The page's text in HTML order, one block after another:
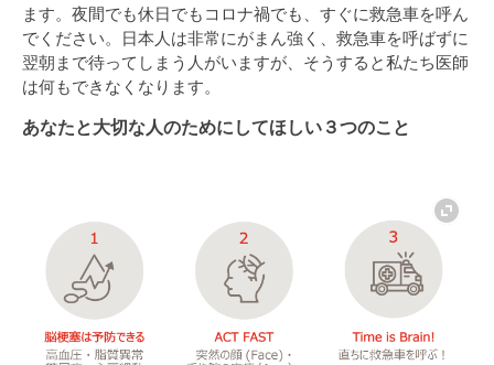
ます。夜間でも休日でもコロナ禍でも、すぐに救急車を呼ん
でください。日本人は非常にがまん強く、救急車を呼ばずに
翌朝まで待ってしまう人がいますが、そうすると私たち医師
は何もできなくなります。
あなたと大切な人のためにしてほしい３つのこと